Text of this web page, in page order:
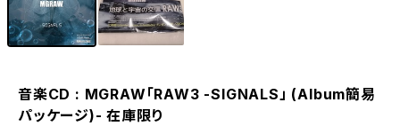
音楽CD : MGRAW「RAW3 -SIGNALS」 (Album簡易
パッケージ)- 在庫限り